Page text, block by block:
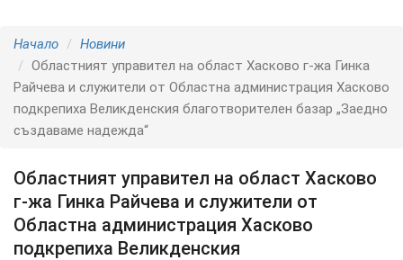
Начало
Новини
Областният управител на област Хасково г-жа Гинка
Райчева и служители от Областна администрация Хасково
подкрепиха Великденския благотворителен базар „Заедно
създаваме надежда“
Областният управител на област Хасково
г-жа Гинка Райчева и служители от
Областна администрация Хасково
подкрепиха Великденския